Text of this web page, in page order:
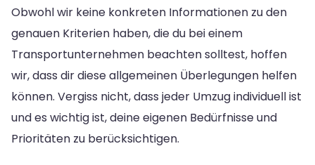
Obwohl wir keine konkreten Informationen zu den
genauen Kriterien haben, die du bei einem
Transportunternehmen beachten solltest, hoffen
wir, dass dir diese allgemeinen Überlegungen helfen
können. Vergiss nicht, dass jeder Umzug individuell ist
und es wichtig ist, deine eigenen Bedürfnisse und
Prioritäten zu berücksichtigen.